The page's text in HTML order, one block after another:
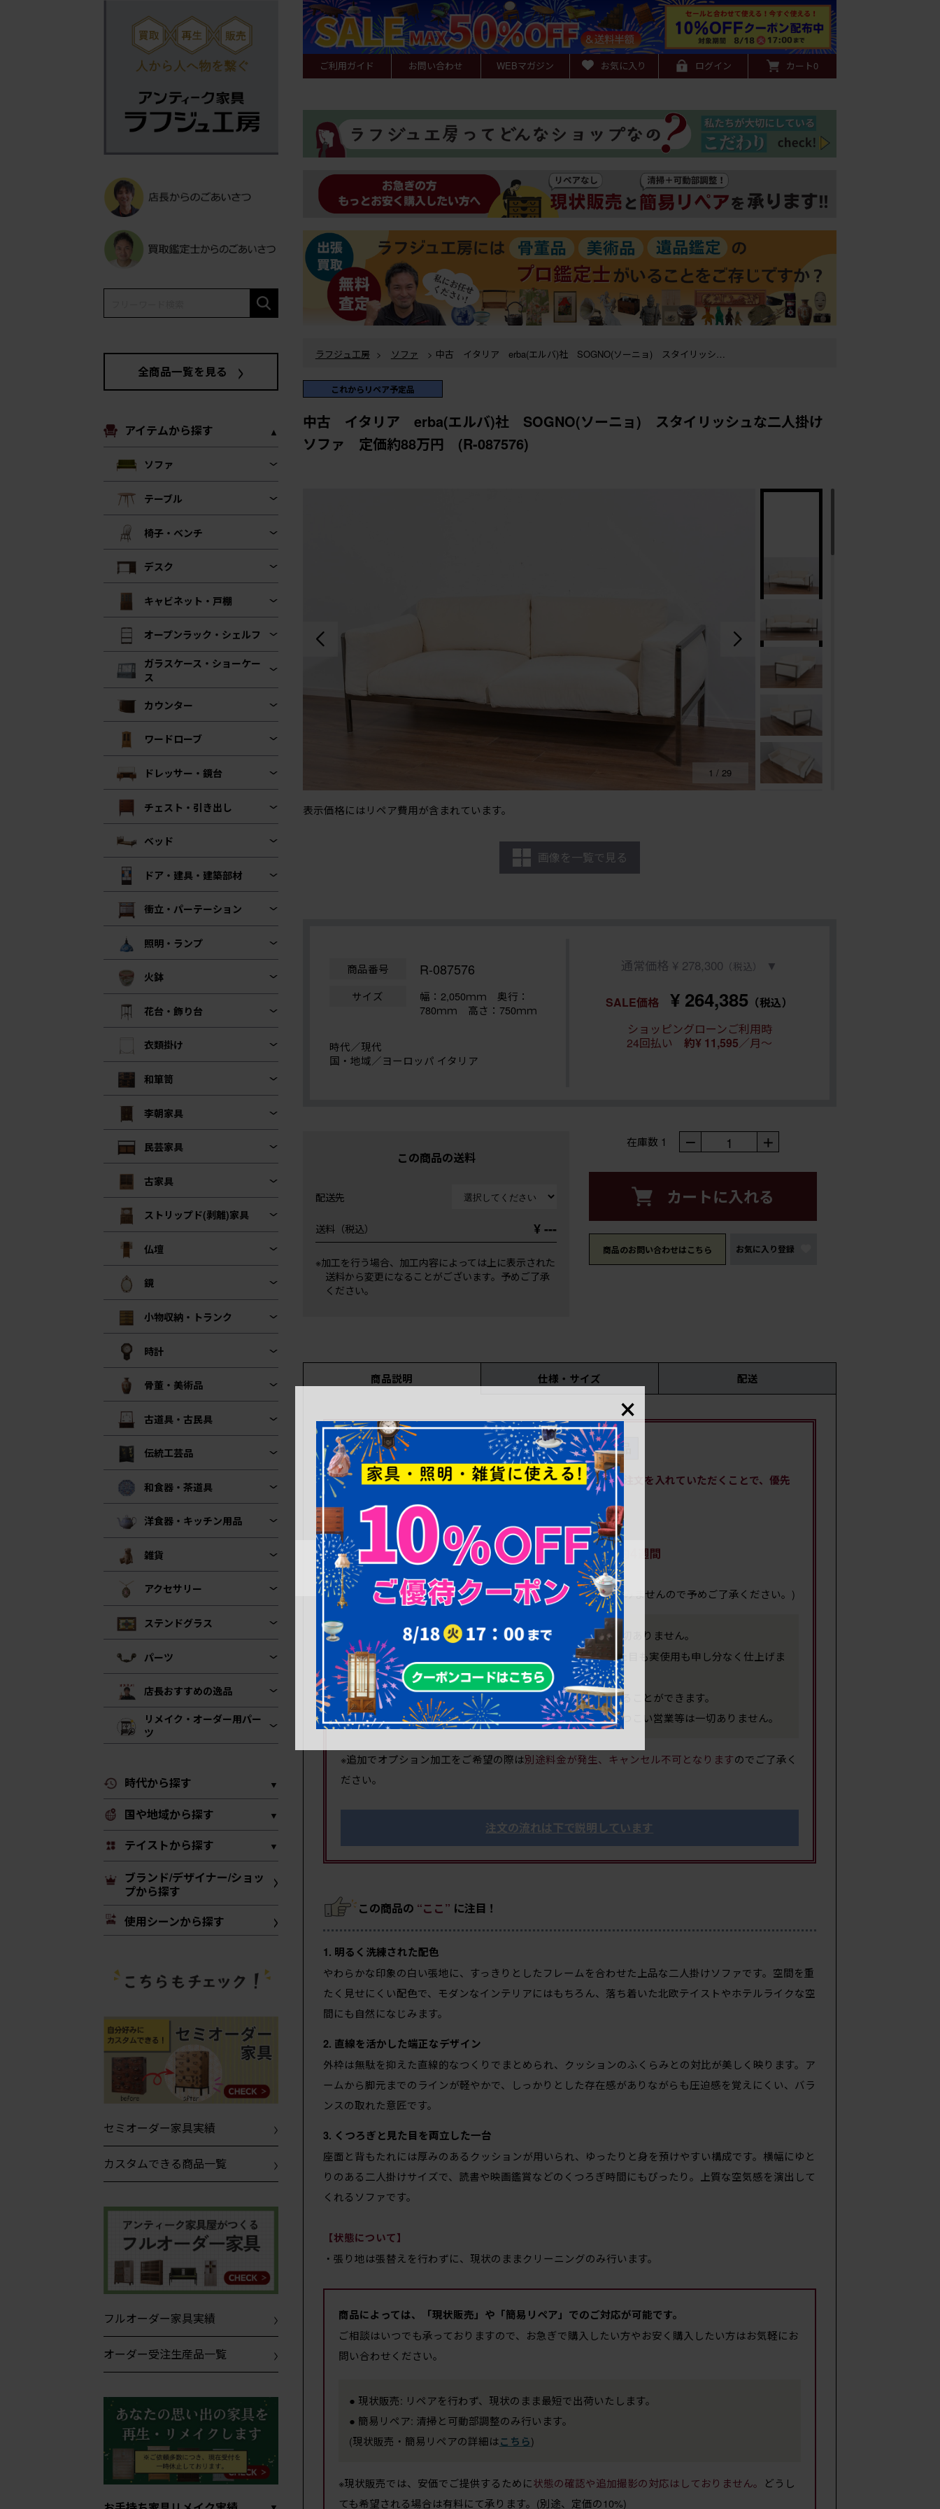
全商品一覧を見る
アイテムから探す
ソファ
テーブル
椅子・ベンチ
デスク
キャビネット・戸棚
オープンラック・シェルフ
ガラスケース・ショーケー
ス
カウンター
ワードローブ
ドレッサー・鏡台
チェスト・引き出し
ベッド
ドア・建具・建築部材
衝立・パーテーション
照明・ランプ
火鉢
花台・飾り台
衣類掛け
和箪笥
李朝家具
民芸家具
古家具
ストリップド(剥離)家具
仏壇
鏡
小物収納・トランク
時計
骨董・美術品
古道具・古民具
伝統工芸品
和食器・茶道具
洋食器・キッチン用品
雑貨
アクセサリー
ステンドグラス
パーツ
店長おすすめの逸品
リメイク・オーダー用パー
ツ
時代から探す
国や地域から探す
テイストから探す
ブランド/デザイナー/ショッ
プから探す
使用シーンから探す
セミオーダー家具実績
カスタムできる商品一覧
フルオーダー家具実績
オーダー受注生産品一覧
ご利用ガイド お問い合わせ WEBマガジン お気に入り ログイン カート0
ラフジュ工房 > ソファ
ョ) スタイリッシュな二人掛けソファ 定価約88万円 (R-087576)
これからリペア予定品
中古 イタリア erba(エルバ)社 SOGNO(ソーニョ) スタイリッシュな二人掛け
ソファ 定価約88万円 (R-087576)
表示価格にはリペア費用が含まれています。
1 /29
画像を一覧で見る
商品番号 R-087576
サイズ 幅：2,050ｍｍ 奥行：
780ｍｍ 高さ：750ｍｍ
時代／現代
国・地域／ヨーロッパ イタリア
通常価格 ¥ 278,300 （税込） ▼
SALE価格 ¥ 264,385 （税込）
ショッピングローンご利用時
24回払い約¥ 11,595／月～
この商品の送料
配送先
送料（税込） ¥ ---
※加工を行う場合、加工内容によっては上に表示された
送料から変更になることがございます。予めご了承
ください。
在庫数 1 － 1 ＋
カートに入れる
商品のお問い合わせはこちら お気に入り登録
商品説明 仕様・サイズ 配送
こちらの商品はリペアを行う前の状態で出品しています。仮注文を入れていただくことで、優先
してリペアを行います。
現在のリペア期間
(上記リペア期間にはGW、お盆、年末年始等の長期休業は含みませんので予めご了承ください。)
リペア費込みの価格を表示 しているので、追加料金は一切ありません。
●1年間無料修理保証付き
の「高品質リペア」を施し、見た目も実使用も申し分なく仕上げま
す。
● 完成後の画像をご覧いただいた上で、購入の可否を決めることができます。
● 購入キャンセルの場合でも、キャンセル料の請求や、しつこい営業等は一切ありません。
※追加でオプション加工をご希望の際は別途料金が発生、キャンセル不可となりますのでご了承く
ださい。
注文の流れは下で説明しています
この商品の “ここ” に注目 !
1. 明るく洗練された配色
やわらかな印象の白い張地に、すっきりとしたフレームを合わせた上品な二人掛けソファです。空間を重
たく見せにくい配色で、モダンなインテリアにはもちろん、落ち着いた北欧テイストやホテルライクな空
間にも自然になじみます。
2. 直線を活かした端正なデザイン
外枠は無駄を抑えた直線的なつくりでまとめられ、クッションのふくらみとの対比が美しく映ります。ア
ームから脚元までのラインが軽やかで、しっかりとした存在感がありながらも圧迫感を覚えにくい、バラ
ンスの取れた意匠です。
3. くつろぎと見た目を両立した一台
座面と背もたれには厚みのあるクッションが用いられ、ゆったりと身を預けやすい構成です。横幅にゆと
りのある二人掛けサイズで、読書や映画鑑賞などのくつろぎ時間にもぴったり。上質な空気感を演出して
くれるソファです。
【状態について】
・張り地は張替えを行わずに、現状のままクリーニングのみ行います。
商品によっては、「現状販売」や「簡易リペア」でのご対応が可能です。
ご相談はいつでも承っておりますので、お急ぎで購入したい方やお安く購入したい方はお気軽にお
問い合わせください。
● 現状販売: リペアを行わず、現状のまま最短で出荷いたします。
● 簡易リペア: 清掃と可動部調整のみ行います。
(現状販売・簡易リペアの詳細はこちら)
※現状販売では、安価でご提供するために状態の確認や追加撮影の対応はしておりません。
どうし
ても希望される場合は有料にて承ります。(別途、定価の10%)
×